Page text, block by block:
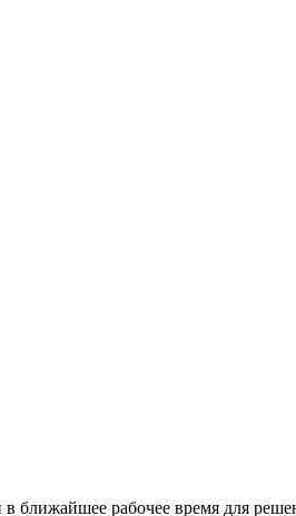
ближайшее рабочее время для